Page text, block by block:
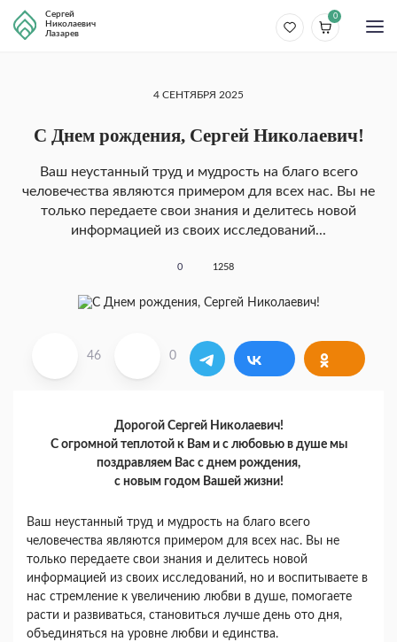
Сергей
Николаевич
Лазарев
0
4 СЕНТЯБРЯ 2025
С Днем рождения, Сергей Николаевич!
Ваш неустанный труд и мудрость на благо всего
человечества являются примером для всех нас. Вы не
только передаете свои знания и делитесь новой
информацией из своих исследований...
0 1258
46 0
Дорогой Сергей Николаевич!
С огромной теплотой к Вам и с любовью в душе мы
поздравляем Вас с днем рождения,
с новым годом Вашей жизни!
Ваш неустанный труд и мудрость на благо всего
человечества являются примером для всех нас. Вы не
только передаете свои знания и делитесь новой
информацией из своих исследований, но и воспитываете в
нас стремление к увеличению любви в душе, помогаете
расти и развиваться, становиться лучше день ото дня,
объединяться на уровне любви и единства.